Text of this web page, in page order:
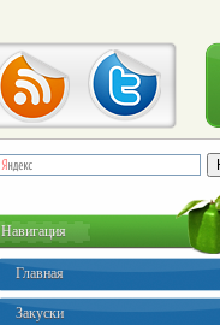
Навигация
Главная
Закуски